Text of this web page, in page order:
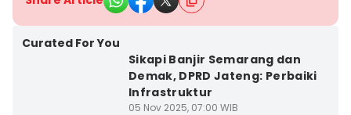
Curated For You
Sikapi Banjir Semarang dan
Demak, DPRD Jateng: Perbaiki
Infrastruktur
05 Nov 2025, 07:00 WIB